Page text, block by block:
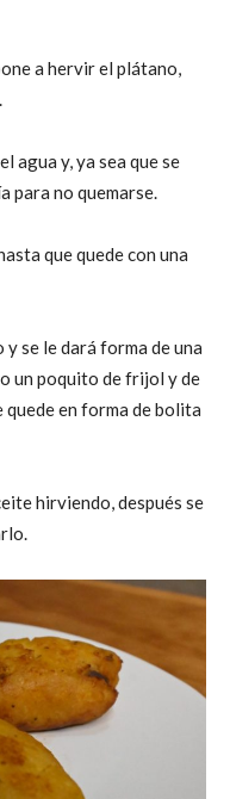
a hervir el plátano,
agua y, ya sea que se
para no quemarse.
que quede con una
y se le dará forma de una
un poquito de frijol y de
quede en forma de bolita
hirviendo, después se